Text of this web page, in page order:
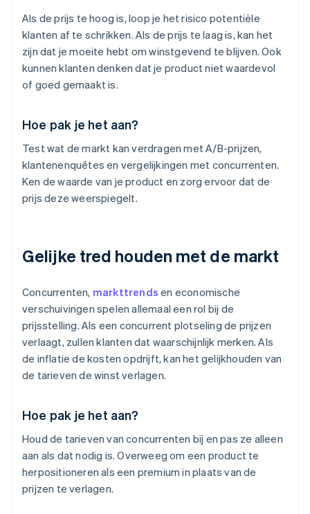
Als de prijs te hoog is, loop je het risico potentiële
klanten af te schrikken. Als de prijs te laag is, kan het
zijn dat je moeite hebt om winstgevend te blijven. Ook
kunnen klanten denken dat je product niet waardevol
of goed gemaakt is.
Hoe pak je het aan?
Test wat de markt kan verdragen met A/B-prijzen,
klantenenquêtes en vergelijkingen met concurrenten.
Ken de waarde van je product en zorg ervoor dat de
prijs deze weerspiegelt.
Gelijke tred houden met de markt
Concurrenten, markttrends en economische
verschuivingen spelen allemaal een rol bij de
prijsstelling. Als een concurrent plotseling de prijzen
verlaagt, zullen klanten dat waarschijnlijk merken. Als
de inflatie de kosten opdrijft, kan het gelijkhouden van
de tarieven de winst verlagen.
Hoe pak je het aan?
Houd de tarieven van concurrenten bij en pas ze alleen
aan als dat nodig is. Overweeg om een product te
herpositioneren als een premium in plaats van de
prijzen te verlagen.